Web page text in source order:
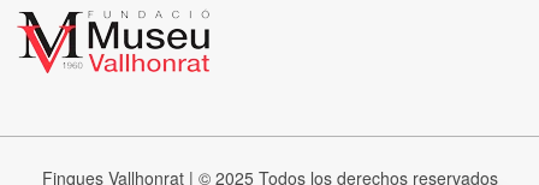
Finques Vallhonrat | © 2025 Todos los derechos reservados